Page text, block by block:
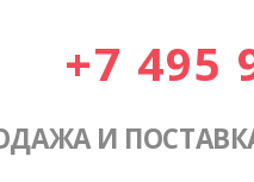
+7 495
И